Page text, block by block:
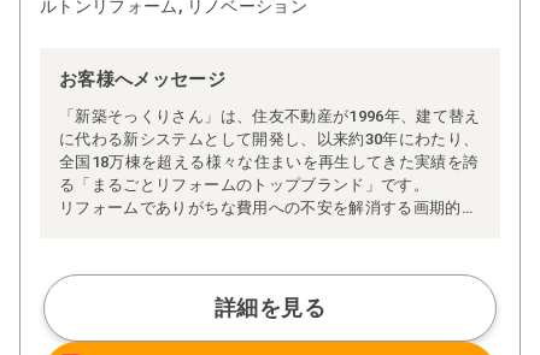
ルトンリフォーム, リノベーション
お客様へメッセージ
「新築そっくりさん」は、住友不動産が1996年、建て替え
に代わる新システムとして開発し、以来約30年にわたり、
全国18万棟を超える様々な住まいを再生してきた実績を誇
る「まるごとリフォームのトップブランド」です。
リフォームでありがちな費用への不安を解消する画期的な
ム」、経験豊かなセールスエンジニアによる「一貫担当
制」などが高い信頼を得ています。
また、大規模リフォームに習熟した施工管理者が現場を統
括する「専属棟梁制」、豊富な実績に裏付けられた充実の
詳細を見る